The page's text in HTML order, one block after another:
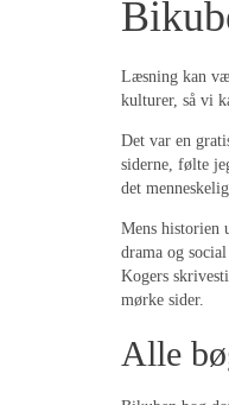
Læsning kan
kulturer, så vi
Det var en
siderne, følte
det
Mens historien
drama og
Kogers
mørke sider.
Alle